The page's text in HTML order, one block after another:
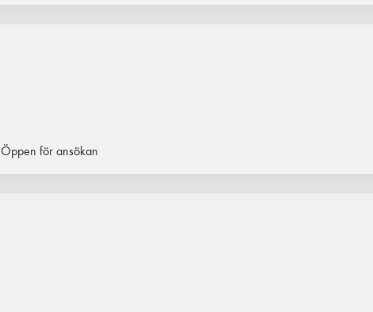
Öppen för ansökan